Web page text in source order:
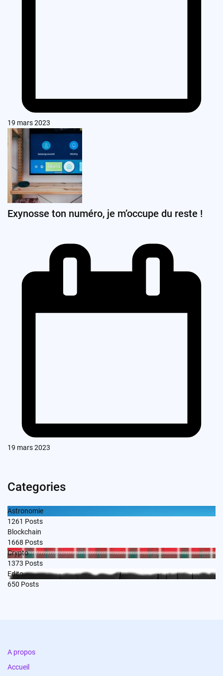
19 mars 2023
Exynosse ton numéro, je m’occupe du reste !
19 mars 2023
Categories
Astronomie
1261 Posts
Blockchain
1668 Posts
Crypto
1373 Posts
Edito
650 Posts
A propos
Accueil